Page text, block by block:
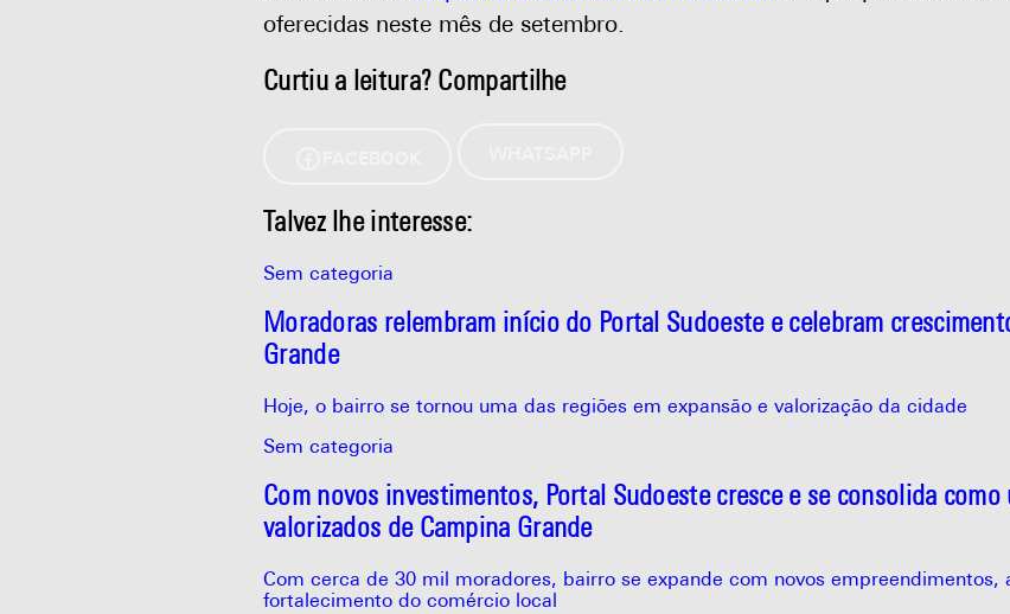
oferecidas neste mês de setembro.
Curtiu a leitura? Compartilhe
Talvez lhe interesse:
Sem categoria
Moradoras relembram início do Portal Sudoeste e celebram
Grande
Hoje, o bairro se tornou uma das regiões em expansão e valorização da cidade
Sem categoria
Com novos investimentos, Portal Sudoeste cresce e se consolida
valorizados de Campina Grande
Com cerca de 30 mil moradores, bairro se expande com novos empreendimentos,
fortalecimento do comércio local